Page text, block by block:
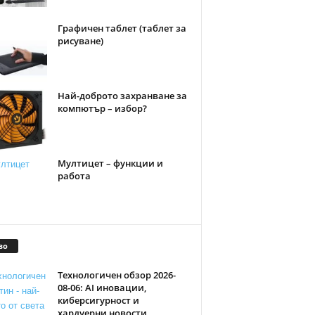
Графичен таблет (таблет за
рисуване)
Най-доброто захранване за
компютър – избор?
Мултицет – функции и
работа
Технологичен обзор 2026-
08-06: AI иновации,
киберсигурност и